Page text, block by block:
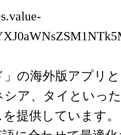
」の海外版アプリ
ア、タイといっ
提供しています。